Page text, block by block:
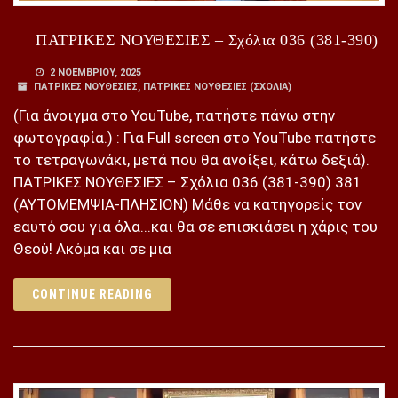
ΠΑΤΡΙΚΕΣ ΝΟΥΘΕΣΙΕΣ – Σχόλια 036 (381-390)
2 ΝΟΕΜΒΡΊΟΥ, 2025
ΠΑΤΡΙΚΕΣ ΝΟΥΘΕΣΙΕΣ
ΠΑΤΡΙΚΕΣ ΝΟΥΘΕΣΙΕΣ (ΣΧΌΛΙΑ)
(Για άνοιγμα στο YouTube, πατήστε πάνω στην
φωτογραφία.) : Για Full screen στο YouTube πατήστε
το τετραγωνάκι, μετά που θα ανοίξει, κάτω δεξιά).
ΠΑΤΡΙΚΕΣ ΝΟΥΘΕΣΙΕΣ – Σχόλια 036 (381-390) 381
(ΑΥΤΟΜΕΜΨΙΑ-ΠΛΗΣΙΟΝ) Μάθε να κατηγορείς τον
εαυτό σου για όλα...και θα σε επισκιάσει η χάρις του
Θεού! Ακόμα και σε μια
CONTINUE READING